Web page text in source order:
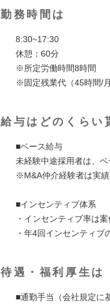
勤務時間は
8:30~17:30
休憩：60分
※所定労働時間8時間
※固定残業代（45時間/
給与はどのくらい
■ベース給与
未経験中途採用者は、
※M&A仲介経験者は実
■インセンティブ体系
・インセンティブ率は
・年4回インセンティブ
待遇・福利厚生は
■通勤手当（会社規定に